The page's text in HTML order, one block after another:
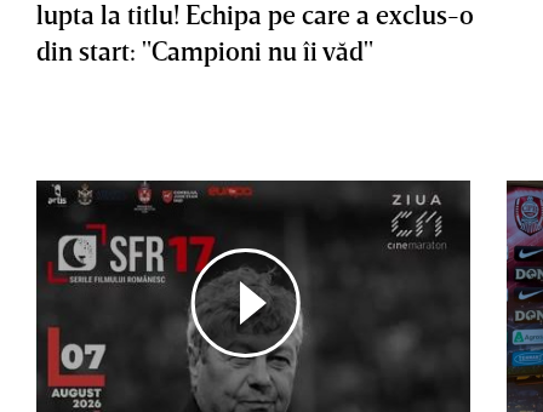
lupta la titlu! Echipa pe care a exclus-o
din start: "Campioni nu îi văd"